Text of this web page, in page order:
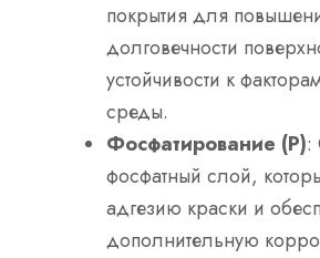
покрытия для
долговечности
устойчивости к
среды.
Фосфатирование (P):
фосфатный слой,
адгезию краски и
дополнительную